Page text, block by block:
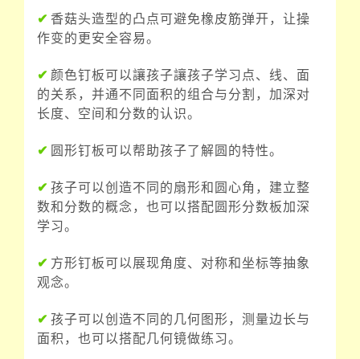
✔ 香菇头造型的凸点可避免橡皮筋弹开，让操
作变的更安全容易。
✔ 颜色钉板可以讓孩子讓孩子学习点、线、面
的关系，并通不同面积的组合与分割，加深对
长度、空间和分数的认识。
✔ 圆形钉板可以帮助孩子了解圆的特性。
✔ 孩子可以创造不同的扇形和圆心角，建立整
数和分数的概念，也可以搭配圆形分数板加深
学习。
✔ 方形钉板可以展现角度、对称和坐标等抽象
观念。
✔ 孩子可以创造不同的几何图形，测量边长与
面积，也可以搭配几何镜做练习。